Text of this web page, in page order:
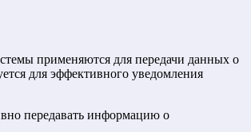
применяются для передачи данных о
для эффективного уведомления
передавать информацию о